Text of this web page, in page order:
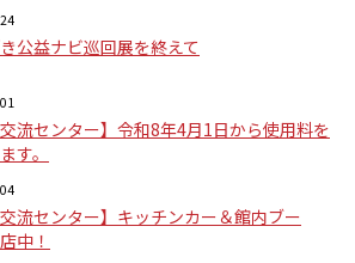
公益ナビ巡回展を終えて
交流センター】令和8年4月1日から使用料を
す。
交流センター】キッチンカー＆館内ブー
中！